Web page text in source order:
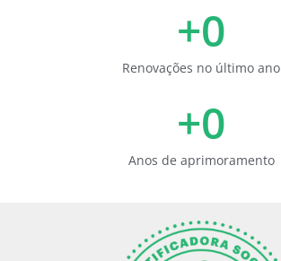
Renovações no último ano
+0
Anos de aprimoramento
+0